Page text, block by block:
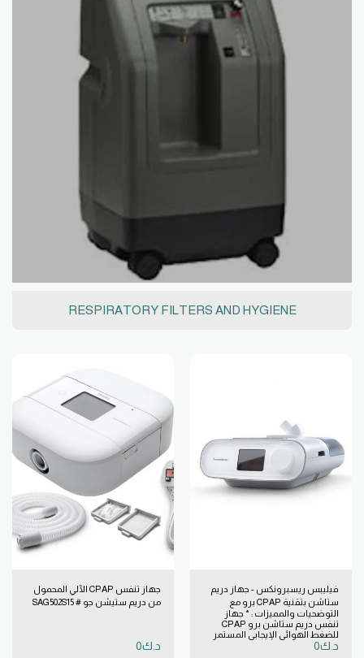
RESPIRATORY FILTERS AND HYGIENE
فيليبس ريسبرونكس - جهاز دريم
ستاشن بتقنية CPAP برو مع
مرطب # Inx400H15
التوضحيات والمميزات : * جهاز
تنفس دريم ستاشن برو CPAP
للضغط الهوائي الإيجابي المستمر
مع جهاز المرطب الساخن عبارة عن
د.ك0
جهاز تنفس CPAP الآلي المحمول
من دريم ستيشن جو # SAG502S15
د.ك0